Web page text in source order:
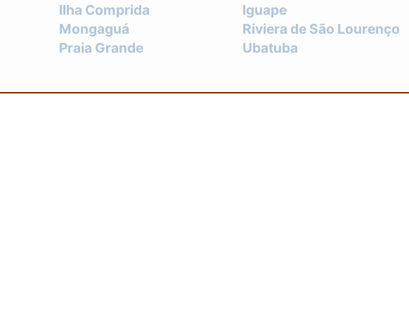
Ilha Comprida Iguape
Mongaguá Riviera de São Lourenço
Praia Grande Ubatuba